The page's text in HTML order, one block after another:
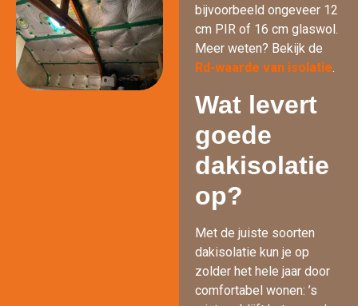
bijvoorbeeld ongeveer 12
cm PIR of 16 cm glaswol.
Meer weten? Bekijk de
Rd-waarde van isolatie.
Wat levert
goede
dakisolatie
op?
Met de juiste soorten
dakisolatie kun je op
zolder het hele jaar door
comfortabel wonen: ’s